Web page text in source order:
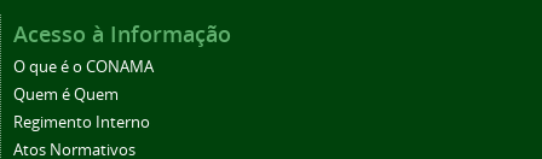
Acesso à Informação
O que é o CONAMA
Quem é Quem
Regimento Interno
Atos Normativos